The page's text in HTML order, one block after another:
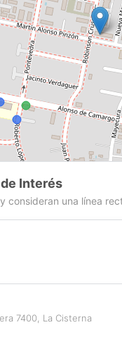
Interés
consideran una línea
7400, La Cisterna